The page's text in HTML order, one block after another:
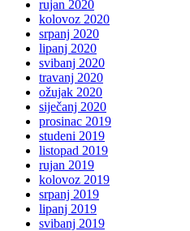
rujan 2020
kolovoz 2020
srpanj 2020
lipanj 2020
svibanj 2020
travanj 2020
ožujak 2020
siječanj 2020
prosinac 2019
studeni 2019
listopad 2019
rujan 2019
kolovoz 2019
srpanj 2019
lipanj 2019
svibanj 2019